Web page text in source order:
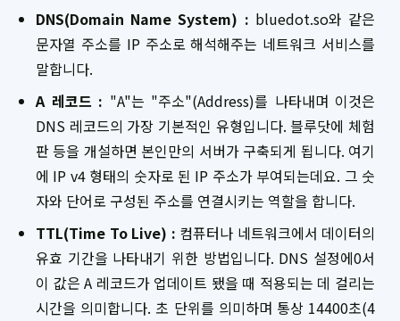
DNS(Domain Name System) : bluedot.so와 같은
문자열 주소를 IP 주소로 해석해주는 네트워크 서비스를
말합니다.
A 레코드 : "A"는 "주소"(Address)를 나타내며 이것은
DNS 레코드의 가장 기본적인 유형입니다. 블루닷에 체험
판 등을 개설하면 본인만의 서버가 구축되게 됩니다. 여기
에 IP v4 형태의 숫자로 된 IP 주소가 부여되는데요. 그 숫
자와 단어로 구성된 주소를 연결시키는 역할을 합니다.
TTL(Time To Live) : 컴퓨터나 네트워크에서 데이터의
유효 기간을 나타내기 위한 방법입니다. DNS 설정에0서
이 값은 A 레코드가 업데이트 됐을 때 적용되는 데 걸리는
시간을 의미합니다. 초 단위를 의미하며 통상 14400초(4